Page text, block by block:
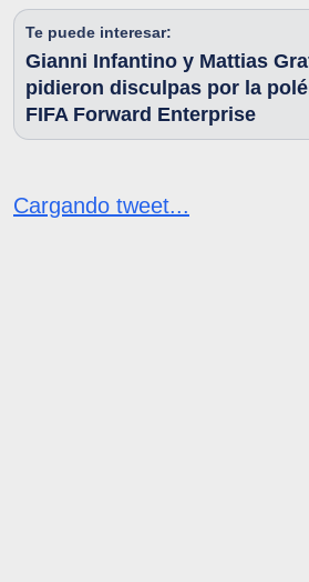
Te puede interesar:
Gianni Infantino y Mattias
pidieron disculpas por la
FIFA Forward Enterprise
Cargando tweet...